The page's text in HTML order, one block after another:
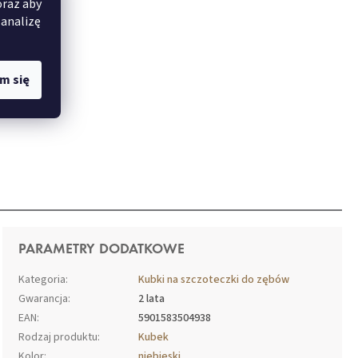
aby
się
PARAMETRY DODATKOWE
Kategoria:
Kubki na szczoteczki do zębów
Gwarancja:
2 lata
EAN:
5901583504938
Rodzaj produktu:
Kubek